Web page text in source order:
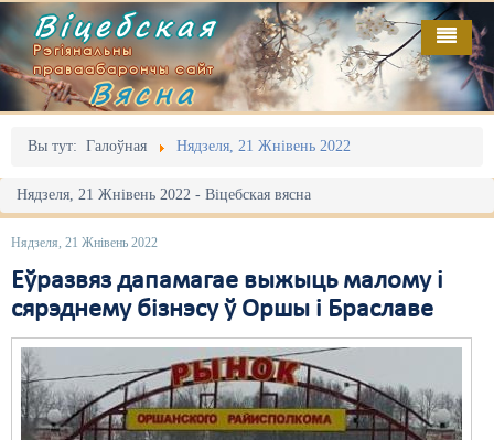
Віцебская
Рэгіянальны
праваабарончы сайт
Вясна
Вы тут: Галоўная Нядзеля, 21 Жнівень 2022
Нядзеля, 21 Жнівень 2022 - Віцебская вясна
Нядзеля, 21 Жнівень 2022
Еўразвяз дапамагае выжыць малому і
сярэднему бізнэсу ў Оршы і Браславе
Галоўная
Адміністрацыйны перасьлед
Акцыі
Выбары
Грамадзянскія ініцыятывы
Дзяржава
Дыскрымінацыя
Выданьні
Відэа
Пра нас
RSS